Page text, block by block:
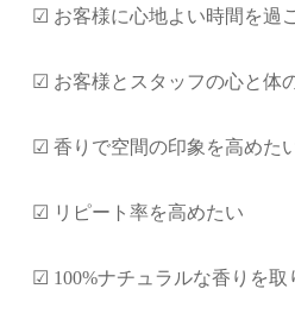
☑ お客様に心地よい時間を過
☑ お客様とスタッフの心と体
☑ 香りで空間の印象を高めた
☑ リピート率を高めたい
☑ 100%ナチュラルな香りを取